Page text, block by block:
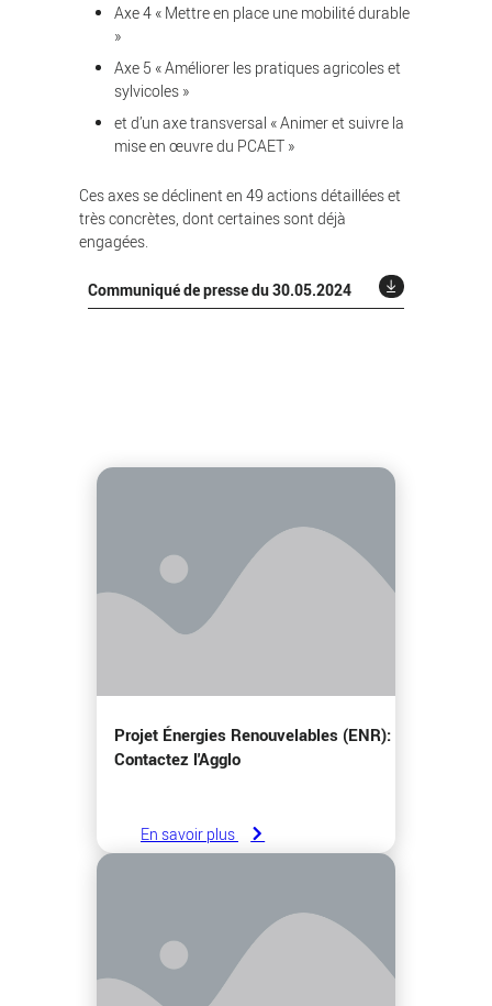
Axe 4 « Mettre en place une mobilité durable
»
Axe 5 « Améliorer les pratiques agricoles et
sylvicoles »
et d’un axe transversal « Animer et suivre la
mise en œuvre du PCAET »
Ces axes se déclinent en 49 actions détaillées et
très concrètes, dont certaines sont déjà
engagées.
Communiqué de presse du 30.05.2024
Projet Énergies Renouvelables (ENR):
Contactez l'Agglo
En savoir plus